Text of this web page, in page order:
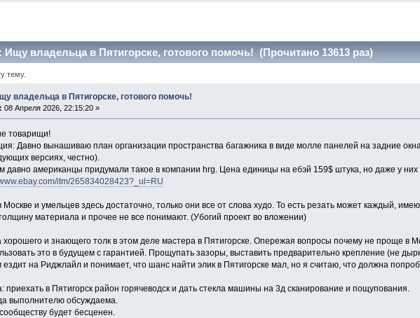
Ищу владельца в Пятигорске, готового помочь! (Прочитано 13613 раз)
тему.
владельца в Пятигорске, готового помочь!
: 08 Апреля 2026, 22:15:20 »
товарищи!
Давно вынашиваю план организации пространства багажника в виде молле панелей на задние
версиях, честно).
давно американцы придумали такое в компании hrg. Цена единицы на ебэй 159$ штука, но даже у
itm/265834028423?_ul=RU
и умельцев здесь достаточно, только они все от слова худо. То есть резать может каждый,
материала и прочее не все понимают. (Убогий проект во вложении)
и знающего толк в этом деле мастера в Пятигорске. Опережая вопросы почему не проще в
это в будущем с гарантией. Прощупать зазоры, выставить предварительно крепление (не
на Риджлайл и понимает, что шанс найти элик в Пятигорске мал, но я считаю, что должна
приехать в Пятигорск район горячеводск и дать стекла машины на 3д сканирование и пощупования.
выполнителю обсуждаема.
будет бесценен.